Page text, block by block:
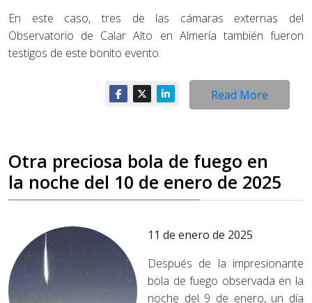
En este caso, tres de las cámaras externas del
Observatorio de Calar Alto en Almería también fueron
testigos de este bonito evento.
Read More
Otra preciosa bola de fuego en
la noche del 10 de enero de 2025
11 de enero de 2025
Después de la impresionante
bola de fuego observada en la
noche del 9 de enero, un día